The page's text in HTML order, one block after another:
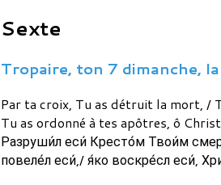
Sexte
Tropaire, ton 7 dimanche, la
Par ta croix, Tu as détruit la mort, /
Tu as ordonné à tes apôtres, ô
Разруши́л еси́ Кресто́м Твои́м
повеле́л еси́,/ я́ко воскре́сл еси́,